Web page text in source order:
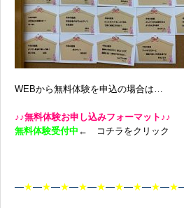
WEBから無料体験を申込の場合は…
♪♪無料体験お申し込みフォーマット♪♪
無料体験受付中 ← コチラをクリック
—★—★—★—★—★—★—★—★—★